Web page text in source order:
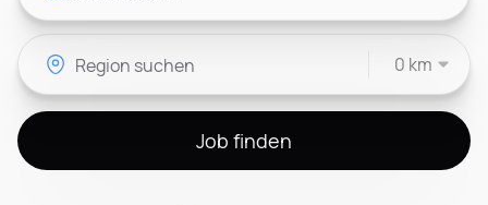
CH
0 km
Job finden